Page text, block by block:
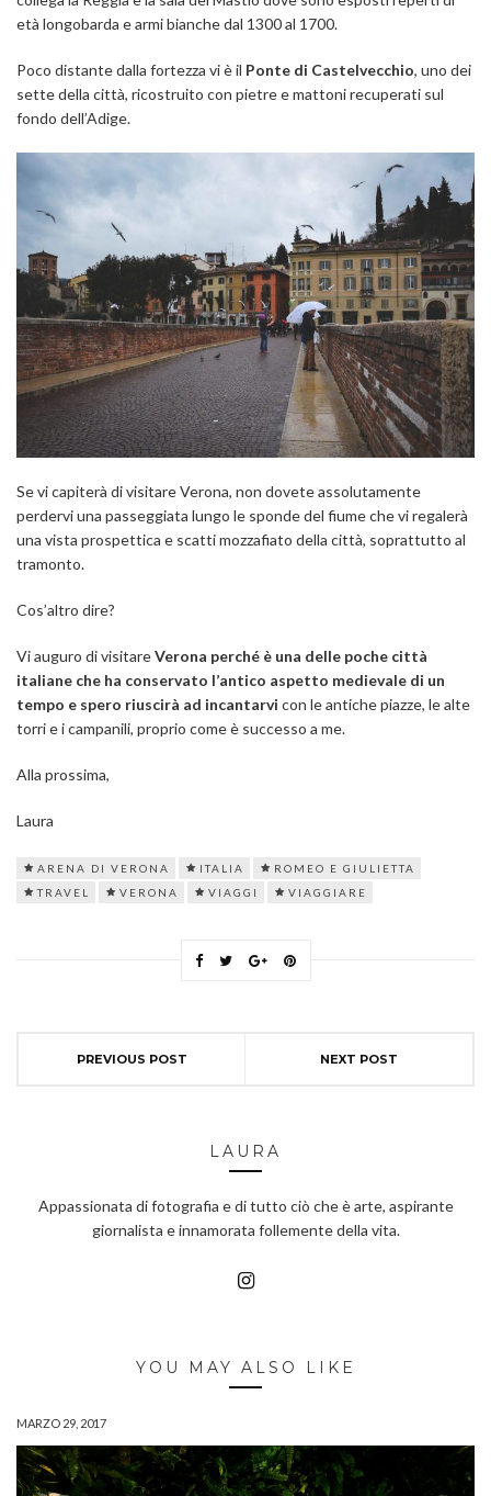
età longobarda e armi bianche dal 1300 al 1700.
Poco distante dalla fortezza vi è il Ponte di Castelvecchio, uno dei
sette della città, ricostruito con pietre e mattoni recuperati sul
fondo dell’Adige.
Se vi capiterà di visitare Verona, non dovete assolutamente
perdervi una passeggiata lungo le sponde del fiume che vi regalerà
una vista prospettica e scatti mozzafiato della città, soprattutto al
tramonto.
Cos’altro dire?
Vi auguro di visitareVerona perché è una delle poche città
italiane che ha conservato l’antico aspetto medievale di un
tempo e spero riuscirà ad incantarvi con le antiche piazze, le alte
torri e i campanili, proprio come è successo a me.
Alla prossima,
Laura
ARENA DI VERONA ITALIA
ROMEO E GIULIETTA
TRAVEL
VERONA VIAGGI VIAGGIARE
PREVIOUS POST NEXT POST
LAURA
Appassionata di fotografia e di tutto ciò che è arte, aspirante
giornalista e innamorata follemente della vita.
YOU MAY ALSO LIKE
MARZO 29, 2017